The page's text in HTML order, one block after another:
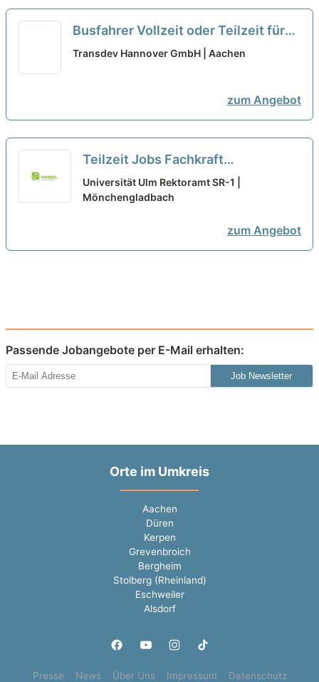
Busfahrer Vollzeit oder Teilzeit für
den Standort Aachen (m/w/d)
Transdev Hannover GmbH | Aachen
zum Angebot
Teilzeit Jobs Fachkraft
Arbeitssicherheit
Mönchengladbach -
Universität Ulm Rektoramt SR-1 |
Mönchengladbach
zum Angebot
Passende Jobangebote per E-Mail erhalten:
Job Newsletter
Orte im Umkreis
Aachen
Düren
Kerpen
Grevenbroich
Bergheim
Stolberg (Rheinland)
Eschweiler
Alsdorf
Presse News Über Uns Impressum Datenschutz